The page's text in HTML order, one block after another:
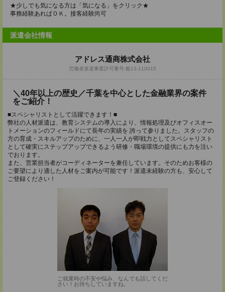
★少しでも気になる方は「気になる」をクリック★
事務経験あればＯＫ。接客経験尚可
派遣会社情報
アドレス通商株式会社
労働者派遣事業許可番号:般13-110015
＼40年以上の歴史／千葉を中心とした金融業界の案件
をご紹介！
■スペシャリストとして活躍できます！■
弊社の人材派遣は、教育システムの導入により、情報処理及びオフィスオー
トメーションのフィールドにて長年の実績を 誇って参りました。スタッフの
方の育成・スキルアップのために、一人一人が即戦力としてスペシャリスト
として確実にステップアップできるよう研修・職場環境の提供にも力を注い
でおります。
また、営業担当者がコーディネーターを兼任しています。そのためお客様の
ご要望により適した人材をご案内が可能です！派遣未経験の方も、安心して
ご登録ください！
ご就業時の不安や悩み、なんでも話してくだ
さい！お待ちしていますね。